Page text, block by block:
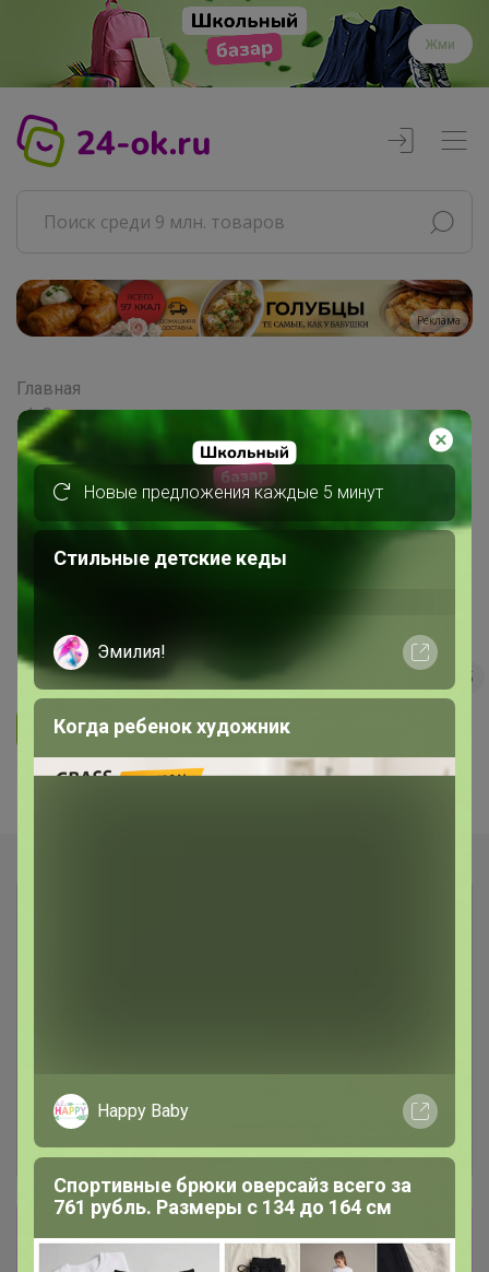
Жми
Реклама
Главная
Совместные покупки
АРХИВ СП
ВЗРОСЛЫЕ СП
ОДЕЖДА ДЛЯ ВЗРОСЛЫХ
GREG, CASINO - футболки от 480
рублей! Сорочки на разный рост!
Поло, платья, кардиганы!
181 4.9 6K 47.1K 15
Ответить
завершен
Новые предложения каждые 5 минут
Стильные детские кеды
Эмилия!
Когда ребенок художник
Happy Baby
Спортивные брюки оверсайз всего за
761 рубль. Размеры с 134 до 164 см